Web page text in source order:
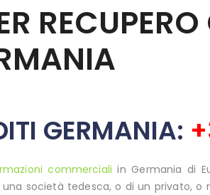
RECUPERO
GERMANIA:
commerciali in Germania di
società tedesca, o di un privato, o